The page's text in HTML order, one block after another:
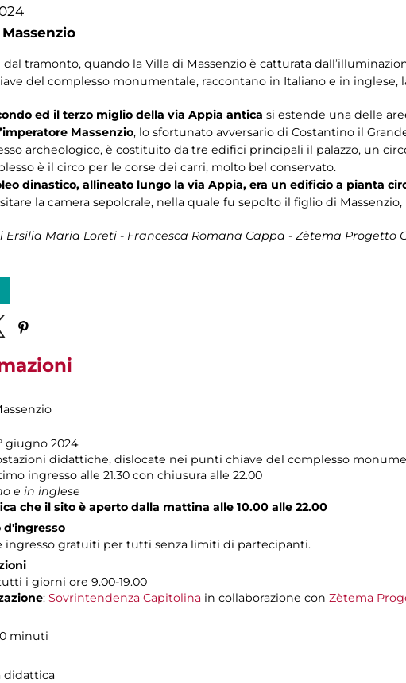
tramonto, quando la Villa di Massenzio è catturata
del complesso monumentale, raccontano in Italiano e in inglese,
ed il terzo miglio della via Appia antica si estende una delle
Massenzio, lo sfortunato avversario di Costantino il
archeologico, è costituito da tre edifici principali il palazzo, un
è il circo per le corse dei carri, molto bel conservato.
dinastico, allineato lungo la via Appia, era un edificio a pianta
la camera sepolcrale, nella quale fu sepolto il figlio di
Ersilia Maria Loreti - Francesca Romana Cappa - Zètema Progetto
giugno 2024
didattiche, dislocate nei punti chiave del complesso
ingresso alle 21.30 con chiusura alle 22.00
e in inglese
che il sito è aperto dalla mattina alle 10.00 alle 22.00
d'ingresso
ingresso gratuiti per tutti senza limiti di partecipanti.
i giorni ore 9.00-19.00
: Sovrintendenza Capitolina in collaborazione con Zètema
minuti
didattica